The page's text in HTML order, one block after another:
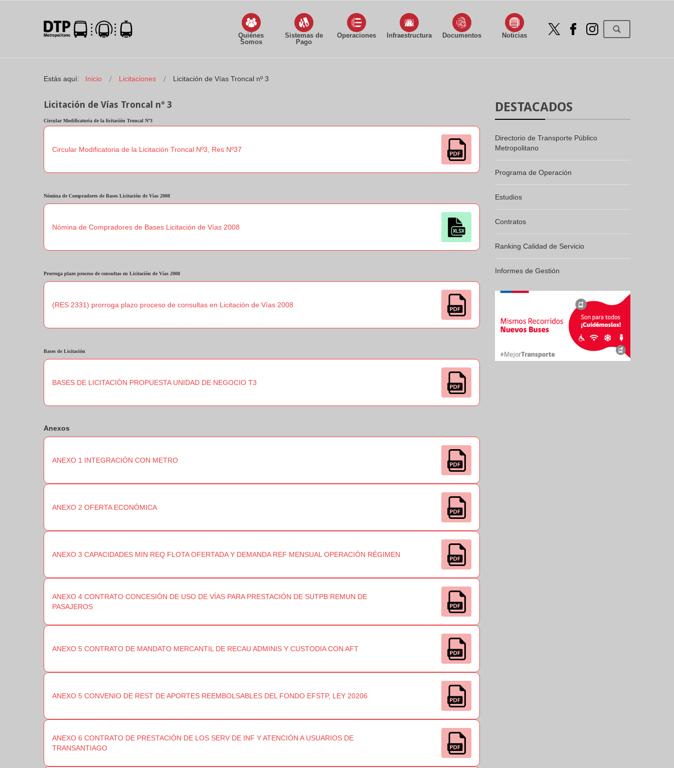
Quiénes
Somos
Sistemas de
Pago
Operaciones Infraestructura Documentos Noticias
Estás aquí: Inicio Licitaciones Licitación de Vías Troncal nº 3
Licitación de Vías Troncal nº 3
CircularModificatoria de la licitación Troncal Nº3
Circular Modificatoria de la Licitación Troncal Nº3, Res Nº37
Nómina de Compradores de Bases Licitación de Vías 2008
Nómina de Compradores de Bases Licitación de Vías 2008
Prorroga plazo proceso de consultas en Licitación de Vías 2008
(RES 2331) prorroga plazo proceso de consultas en Licitación de Vías 2008
Bases de Licitación
BASES DE LICITACIÓN PROPUESTA UNIDAD DE NEGOCIO T3
Anexos
ANEXO 1 INTEGRACIÓN CON METRO
ANEXO 2 OFERTA ECONÓMICA
ANEXO 3 CAPACIDADES MIN REQ FLOTA OFERTADA Y DEMANDA REF MENSUAL OPERACIÓN RÉGIMEN
ANEXO 4 CONTRATO CONCESIÓN DE USO DE VÍAS PARA PRESTACIÓN DE SUTPB REMUN DE
PASAJEROS
ANEXO 5 CONTRATO DE MANDATO MERCANTIL DE RECAU ADMINIS Y CUSTODIA CON AFT
ANEXO 5 CONVENIO DE REST DE APORTES REEMBOLSABLES DEL FONDO EFSTP, LEY 20206
ANEXO 6 CONTRATO DE PRESTACIÓN DE LOS SERV DE INF Y ATENCIÓN A USUARIOS DE
TRANSANTIAGO
DESTACADOS
Directorio de Transporte Público
Metropolitano
Programa de Operación
Estudios
Contratos
Ranking Calidad de Servicio
Informes de Gestión